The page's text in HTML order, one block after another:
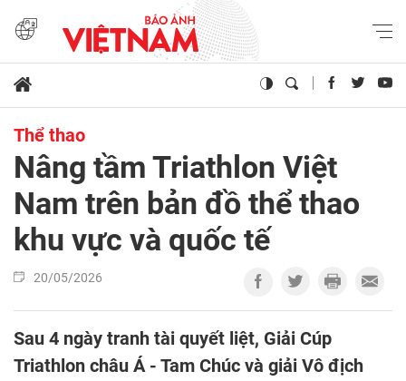
Thể thao
Nâng tầm Triathlon Việt
Nam trên bản đồ thể thao
khu vực và quốc tế
20/05/2026
Sau 4 ngày tranh tài quyết liệt, Giải Cúp
Triathlon châu Á - Tam Chúc và giải Vô địch